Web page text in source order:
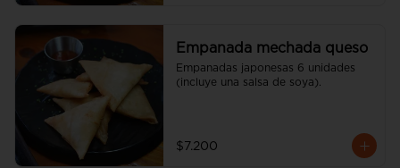
Empanada mechada queso
Empanadas japonesas 6 unidades
(incluye una salsa de soya).
$7.200